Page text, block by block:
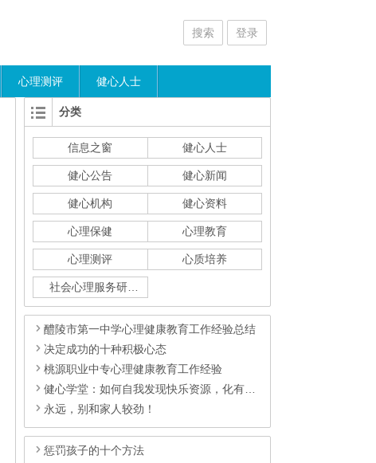
搜索 登录
心理测评 健心人士
分类
信息之窗 健心人士
健心公告 健心新闻
健心机构 健心资料
心理保健 心理教育
心理测评 心质培养
醴陵市第一中学心理健康教育工作经验总结
决定成功的十种积极心态
桃源职业中专心理健康教育工作经验
健心学堂：如何自我发现快乐资源，化有为乐？
永远，别和家人较劲！
惩罚孩子的十个方法